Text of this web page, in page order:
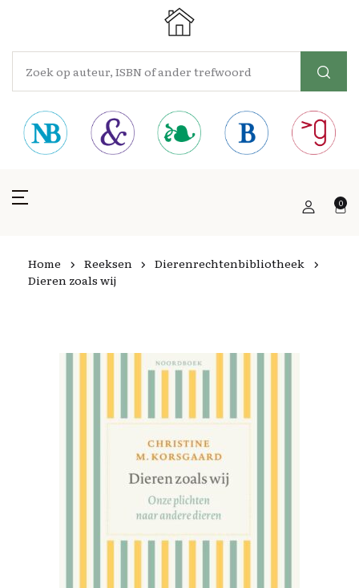
0
Home Reeksen
Dierenrechtenbibliotheek
Dieren zoals wij